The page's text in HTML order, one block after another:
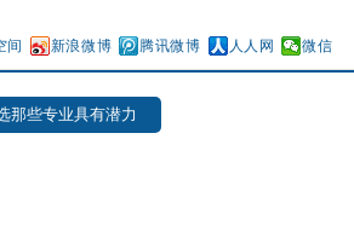
间 新浪微博 腾讯微博 人人网 微信
那些专业具有潜力